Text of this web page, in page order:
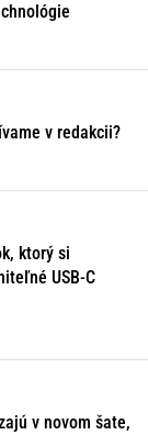
v redakcii?
ktorý si
USB-C
v novom šate,